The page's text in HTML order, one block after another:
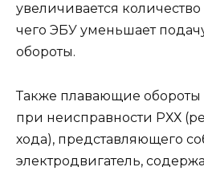
увеличивается количество
чего ЭБУ уменьшает
обороты.
Также плавающие обороты
при неисправности РХХ
хода), представляющего
электродвигатель,